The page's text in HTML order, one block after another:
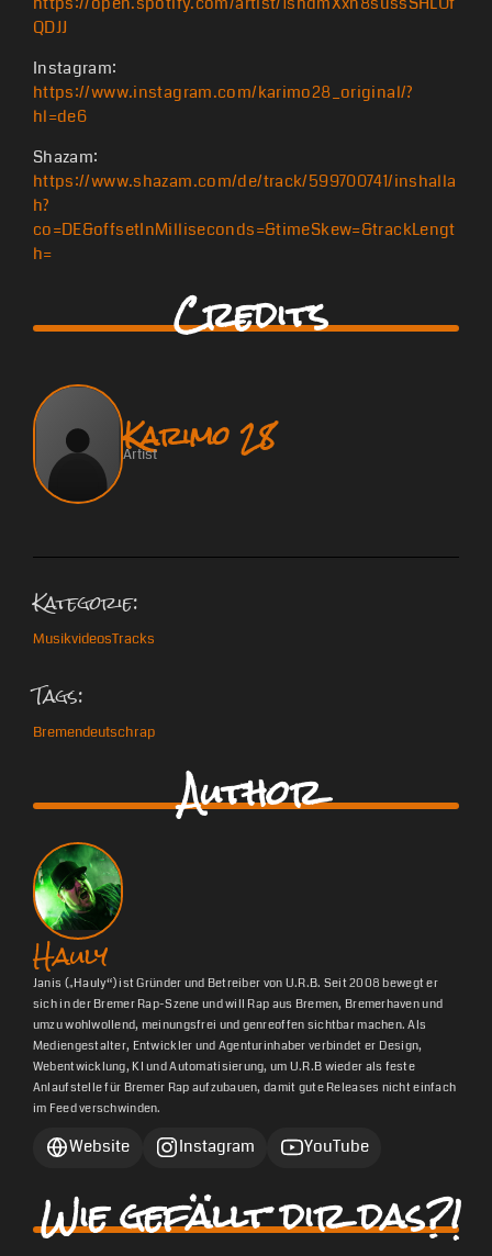
QDJJ
Instagram:
https://www.instagram.com/karimo28_original/?
hl=de6
Shazam:
https://www.shazam.com/de/track/599700741/inshalla
h?
co=DE&offsetInMilliseconds=&timeSkew=&trackLengt
h=
Credits
Karimo 28
Artist
Kategorie:
MusikvideosTracks
Tags:
Bremendeutschrap
Author
Hauly
Janis („Hauly“) ist Gründer und Betreiber von U.R.B. Seit 2008 bewegt er
sich in der Bremer Rap-Szene und will Rap aus Bremen, Bremerhaven und
umzu wohlwollend, meinungsfrei und genreoffen sichtbar machen. Als
Mediengestalter, Entwickler und Agenturinhaber verbindet er Design,
Webentwicklung, KI und Automatisierung, um U.R.B wieder als feste
Anlaufstelle für Bremer Rap aufzubauen, damit gute Releases nicht einfach
im Feed verschwinden.
Website Instagram YouTube
Wie gefällt dir das?!